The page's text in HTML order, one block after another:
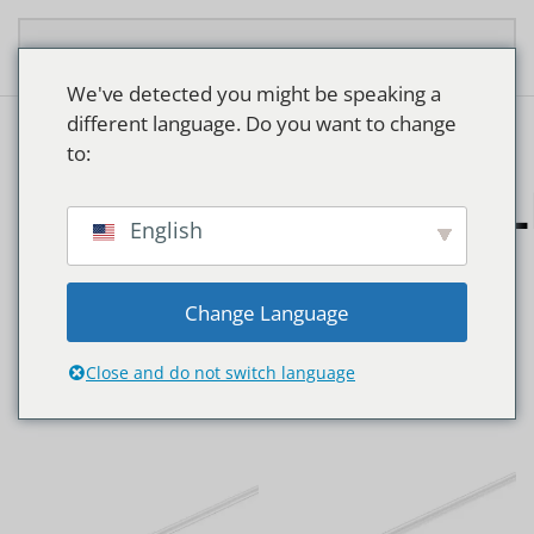
Produkte verschlagwortet mit „Onderwijsinstellingen“
We've detected you might be speaking a
different language. Do you want to change
to:
English
Change Language
Close and do not switch language